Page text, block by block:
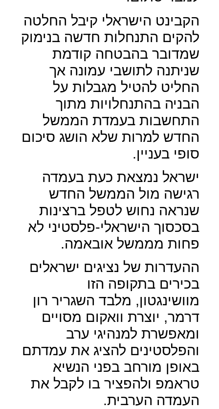
הקבינט הישראלי קיבל החלטה
להקים התנחלות חדשה בנימוק
שמדובר בהבטחה קודמת
שניתנה לתושבי עמונה אך
החליט להטיל מגבלות על
הבניה בהתנחלויות מתוך
התחשבות בעמדת הממשל
החדש למרות שלא הושג סיכום
סופי בעניין.
ישראל נמצאת כעת בעמדה
רגישה מול הממשל החדש
שנראה נחוש לטפל ברצינות
בסכסוך הישראלי-פלסטיני לא
פחות מממשל אובאמה.
ההעדרות של נציגים ישראלים
בכירים בתקופה הזו
מוושינגטון, מלבד השגריר רון
דרמר, יוצרת וואקום מסויים
ומאפשרת למנהיגי ערב
והפלסטינים להציג את עמדתם
באופן מורחב בפני הנשיא
טראמפ ולהפציר בו לקבל את
העמדה הערבית.